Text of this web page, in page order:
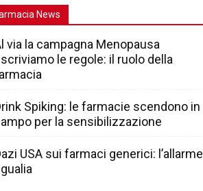
News
via la campagna Menopausa
le regole: il ruolo della
Spiking: le farmacie scendono in
per la sensibilizzazione
USA sui farmaci generici: l’allarme